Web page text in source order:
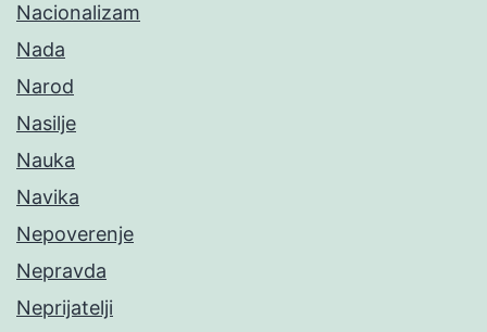
Nacionalizam
Nada
Narod
Nasilje
Nauka
Navika
Nepoverenje
Nepravda
Neprijatelji